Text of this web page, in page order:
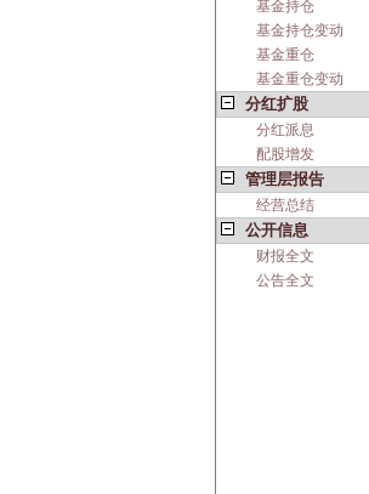
基金持仓
基金持仓变动
基金重仓
基金重仓变动
分红扩股
分红派息
配股增发
管理层报告
经营总结
公开信息
财报全文
公告全文